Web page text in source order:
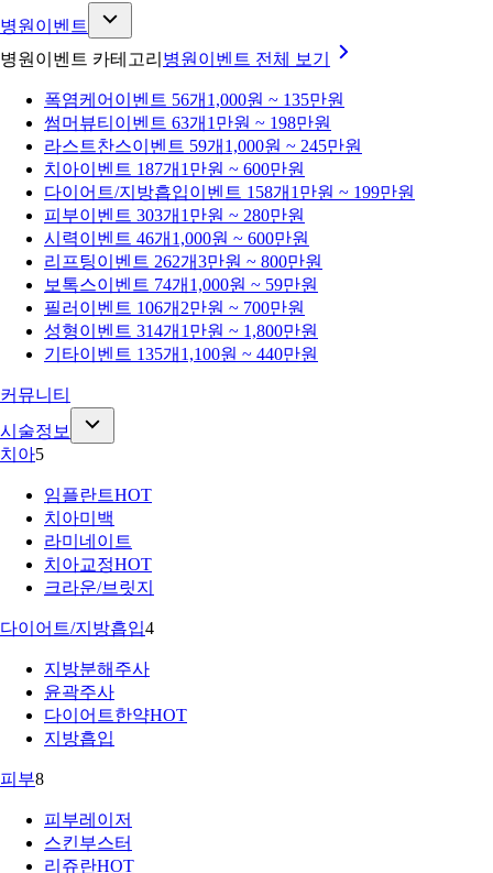
병원이벤트
병원이벤트 카테고리 병원이벤트 전체 보기
폭염케어 이벤트 56개 1,000원 ~ 135만원
썸머뷰티 이벤트 63개 1만원 ~ 198만원
라스트찬스이벤트 59개 1,000원 ~ 245만원
치아이벤트 187개 1만원 ~ 600만원
다이어트/지방흡입이벤트 158개 1만원 ~ 199만원
피부이벤트 303개 1만원 ~ 280만원
시력이벤트 46개 1,000원 ~ 600만원
리프팅이벤트 262개3만원 ~ 800만원
보톡스이벤트 74개 1,000원 ~ 59만원
필러 이벤트 106개 2만원 ~ 700만원
성형이벤트 314개 1만원 ~ 1,800만원
기타이벤트 135개 1,100원 ~ 440만원
커뮤니티
시술정보
치아5
임플란트HOT
치아미백
라미네이트
치아교정HOT
크라운/브릿지
다이어트/지방흡입4
지방분해주사
윤곽주사
다이어트한약HOT
지방흡입
피부8
피부레이저
스킨부스터
리쥬란HOT